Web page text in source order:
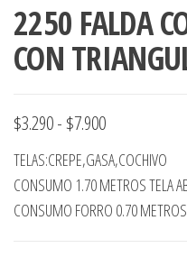
2250 FALDA
CON
$3.290- $7.900Rango
de
precios:
desde
TELAS:CREPE,GASA,COCHIVO
CONSUMO 1.70 METROS TELA
CONSUMO FORRO 0.70